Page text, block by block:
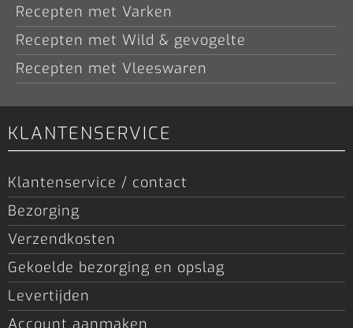
Recepten met Varken
Recepten met Wild & gevogelte
Recepten met Vleeswaren
KLANTENSERVICE
Klantenservice / contact
Bezorging
Verzendkosten
Gekoelde bezorging en opslag
Levertijden
Account aanmaken